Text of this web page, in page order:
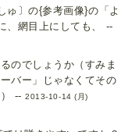
ゅ〕の{参考画像}の「よ
、網目上にしても、 --
のでしょうか（すみま
バー」じゃなくてその
） --2013-10-14 (月)